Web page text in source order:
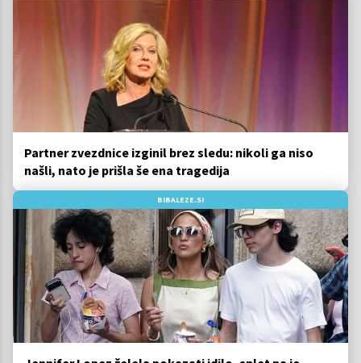
Partner zvezdnice izginil brez sledu: nikoli ga niso
našli, nato je prišla še ena tragedija
BIBALEZE.SI